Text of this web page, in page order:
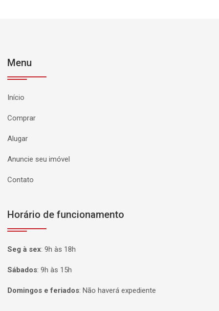
Menu
Início
Comprar
Alugar
Anuncie seu imóvel
Contato
Horário de funcionamento
Seg à sex: 9h às 18h
Sábados: 9h às 15h
Domingos e feriados: Não haverá expediente